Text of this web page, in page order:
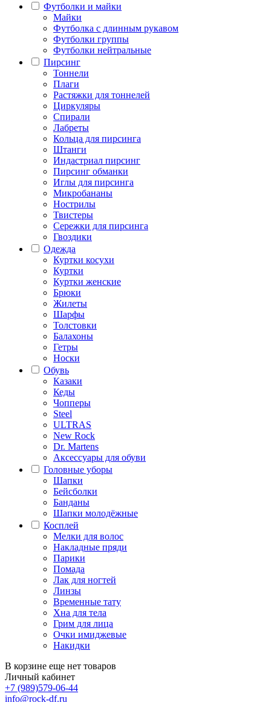
Футболки и майки
Майки
Футболка с длинным рукавом
Футболки группы
Футболки нейтральные
Пирсинг
Тоннели
Плаги
Растяжки для тоннелей
Циркуляры
Спирали
Лабреты
Кольца для пирсинга
Штанги
Индастриал пирсинг
Пирсинг обманки
Иглы для пирсинга
Микробананы
Нострилы
Твистеры
Сережки для пирсинга
Гвоздики
Одежда
Куртки косухи
Куртки
Куртки женские
Брюки
Жилеты
Шарфы
Толстовки
Балахоны
Гетры
Носки
Обувь
Казаки
Кеды
Чопперы
Steel
ULTRAS
New Rock
Dr. Martens
Аксессуары для обуви
Головные уборы
Шапки
Бейсболки
Банданы
Шапки молодёжные
Косплей
Мелки для волос
Накладные пряди
Парики
Помада
Лак для ногтей
Линзы
Временные тату
Хна для тела
Грим для лица
Очки имиджевые
Накидки
В корзине еще нет товаров
Личный кабинет
+7 (989)579-06-44
info@rock-df.ru